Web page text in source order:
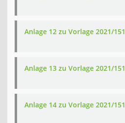
Anlage 12 zu Vorlage 2021/151
Anlage 13 zu Vorlage 2021/151
Anlage 14 zu Vorlage 2021/151